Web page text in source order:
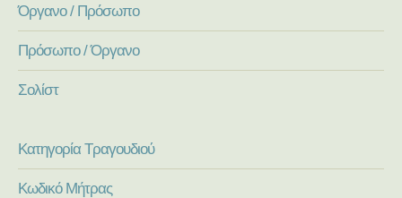
Όργανο / Πρόσωπο
Πρόσωπο / Όργανο
Σολίστ
Κατηγορία Τραγουδιού
Κωδικό Μήτρας